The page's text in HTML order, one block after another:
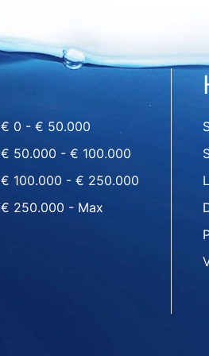
€ 0 - € 50.000
€ 50.000 - € 100.000
€ 100.000 - € 250.000
€ 250.000 - Max